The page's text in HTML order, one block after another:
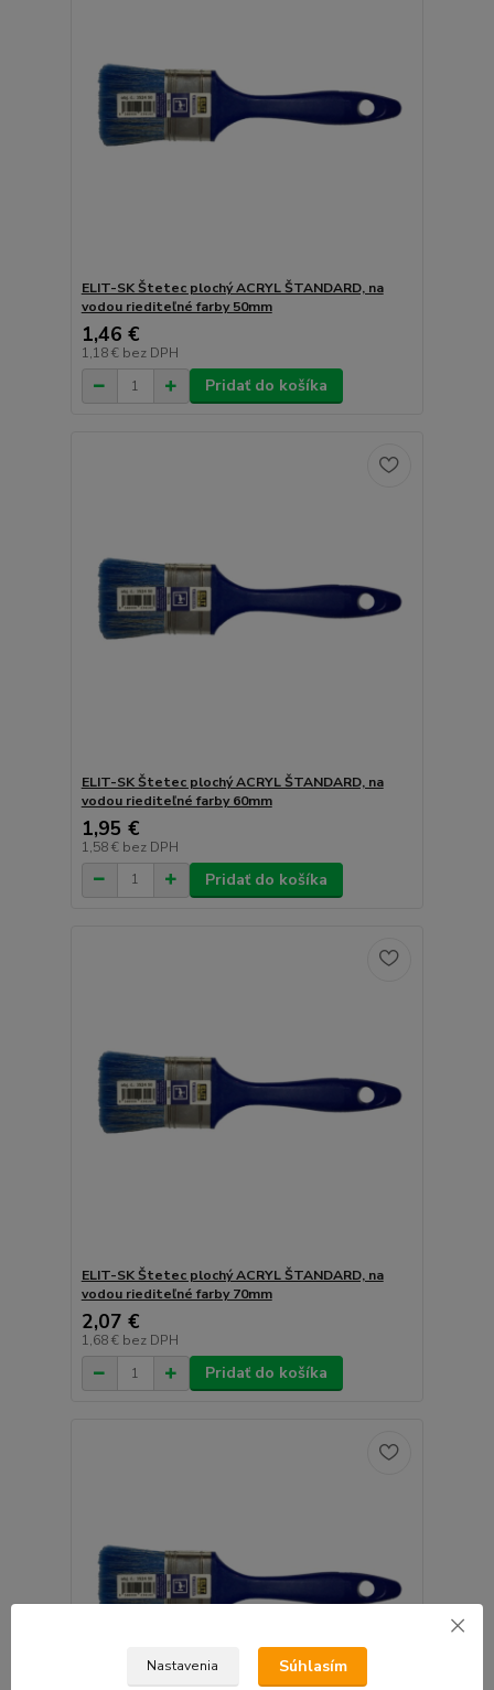
ELIT-SK Štetec plochý ACRYL ŠTANDARD, na
vodou riediteľné farby 50mm
1,46 €
1,18 € bez DPH
Pridať do košíka
ELIT-SK Štetec plochý ACRYL ŠTANDARD, na
vodou riediteľné farby 60mm
1,95 €
1,58 € bez DPH
Pridať do košíka
ELIT-SK Štetec plochý ACRYL ŠTANDARD, na
vodou riediteľné farby 70mm
2,07 €
1,68 € bez DPH
Pridať do košíka
Nastavenia Súhlasím